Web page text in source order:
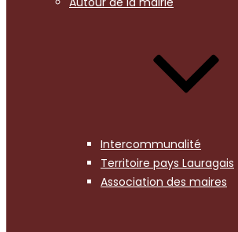
Intercommunalité
Territoire pays Lauragais
Association des maires